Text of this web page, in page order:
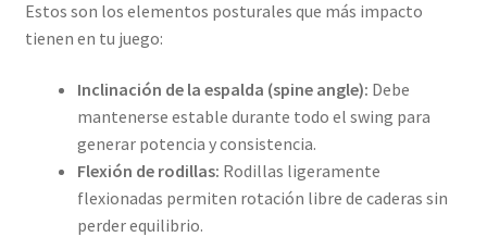
Estos son los elementos posturales que más impacto
tienen en tu juego:
Inclinación de la espalda (spine angle): Debe
mantenerse estable durante todo el swing para
generar potencia y consistencia.
Flexión de rodillas: Rodillas ligeramente
flexionadas permiten rotación libre de caderas sin
perder equilibrio.